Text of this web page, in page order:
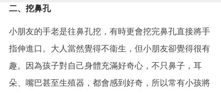
二、挖鼻孔
小朋友的手老是往鼻孔挖，有時更會挖完鼻孔直接將手
指伸進口。大人當然覺得不衞生，但小朋友卻覺得很有
趣。因為孩子對自己身體充滿好奇心，不只鼻子，耳
朵、嘴巴甚至生殖器，都會感到好奇，所以常有小孩將